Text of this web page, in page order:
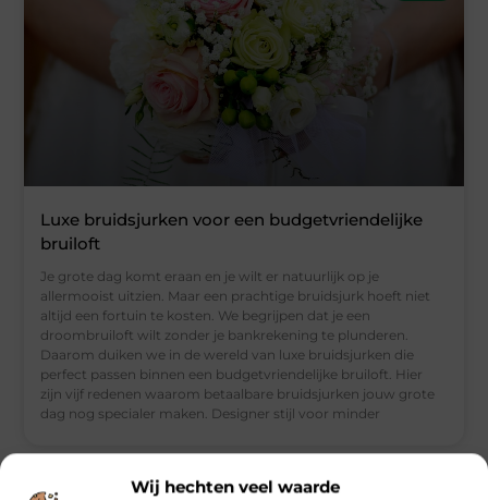
Wij hechten veel waarde
Luxe bruidsjurken voor een budgetvriendelijke
bruiloft
Je grote dag komt eraan en je wilt er natuurlijk op je
allermooist uitzien. Maar een prachtige bruidsjurk hoeft niet
altijd een fortuin te kosten. We begrijpen dat je een
droombruiloft wilt zonder je bankrekening te plunderen.
Daarom duiken we in de wereld van luxe bruidsjurken die
perfect passen binnen een budgetvriendelijke bruiloft. Hier
zijn vijf redenen waarom betaalbare bruidsjurken jouw grote
dag nog specialer maken. Designer stijl voor minder